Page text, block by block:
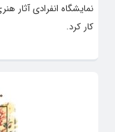
نمایشگاه انفرادی آثار
کار کرد.